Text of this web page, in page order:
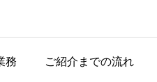
務 ご紹介までの流れ